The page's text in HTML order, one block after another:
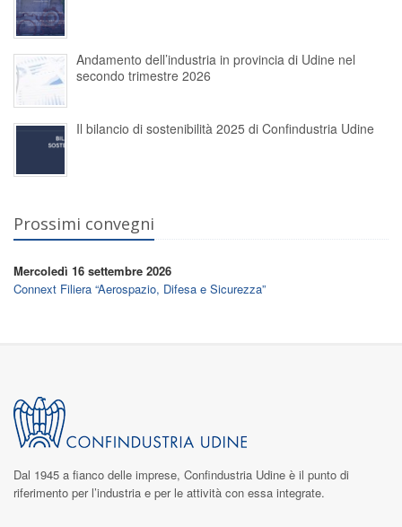
Andamento dell’industria in provincia di Udine nel
secondo trimestre 2026
Il bilancio di sostenibilità 2025 di Confindustria Udine
Prossimi convegni
Mercoledì 16 settembre 2026
Connext Filiera “Aerospazio, Difesa e Sicurezza”
Dal 1945 a fianco delle imprese, Confindustria Udine è il punto di
riferimento per l’industria e per le attività con essa integrate.